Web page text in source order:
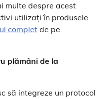
multe despre acest
utilizați în produsele
complet de pe
plămâni de la
să integreze un protocol